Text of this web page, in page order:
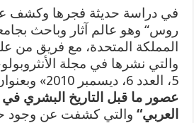
في دراسة حديثة فجرها وكشف
روس“ وهو عالم آثار وباحث
المملكة المتحدة، مع فريق من
والتي نشرها في مجلة
5، العدد 6، ديسمبر 2010» وبعنوان
عصور ما قبل التاريخ البشري في
العربي“ والتي كشفت عن وجود